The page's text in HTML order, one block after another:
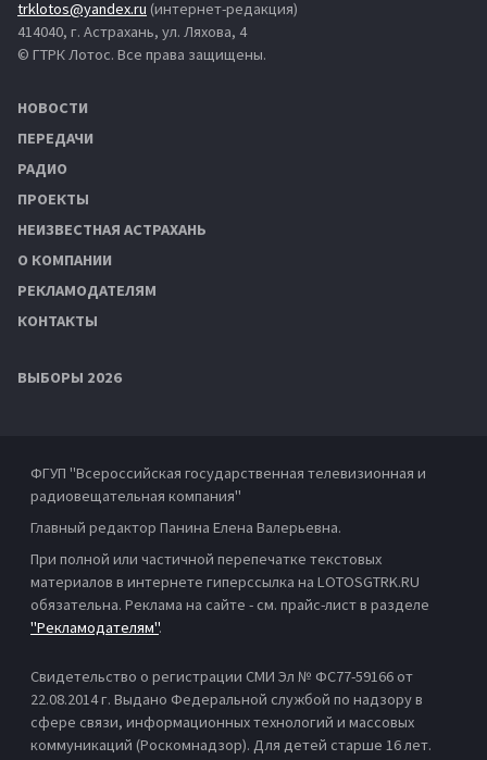
trklotos@yandex.ru (интернет-редакция)
414040, г. Астрахань, ул. Ляхова, 4
© ГТРК Лотос. Все права защищены.
НОВОСТИ
ПЕРЕДАЧИ
РАДИО
ПРОЕКТЫ
НЕИЗВЕСТНАЯ АСТРАХАНЬ
О КОМПАНИИ
РЕКЛАМОДАТЕЛЯМ
КОНТАКТЫ
ВЫБОРЫ 2026
ФГУП "Всероссийская государственная телевизионная и
радиовещательная компания"
Главный редактор Панина Елена Валерьевна.
При полной или частичной перепечатке текстовых
материалов в интернете гиперссылка на LOTOSGTRK.RU
обязательна. Реклама на сайте - см. прайс-лист в разделе
"Рекламодателям".
Свидетельство о регистрации СМИ Эл № ФС77-59166 от
22.08.2014 г. Выдано Федеральной службой по надзору в
сфере связи, информационных технологий и массовых
коммуникаций (Роскомнадзор). Для детей старше 16 лет.